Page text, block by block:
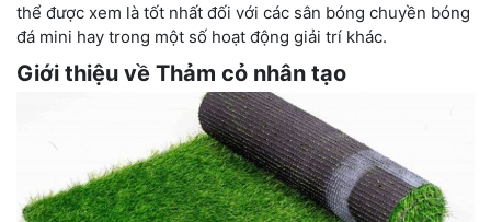
thể được xem là tốt nhất đối với các sân bóng chuyền bóng
đá mini hay trong một số hoạt động giải trí khác.
Giới thiệu về Thảm cỏ nhân tạo